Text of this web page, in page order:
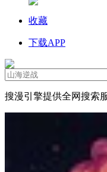
收藏
下载APP
搜漫引擎提供全网搜索